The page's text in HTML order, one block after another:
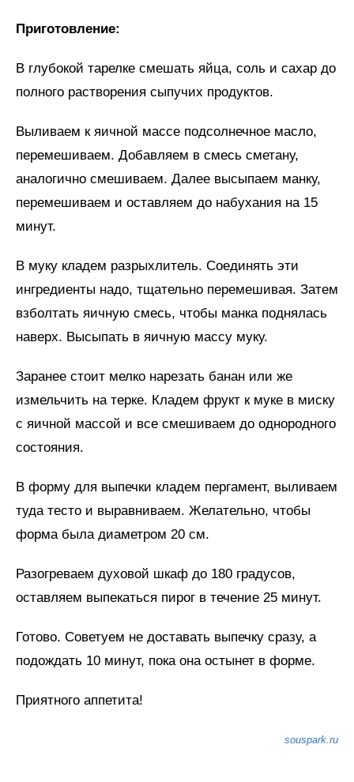
Приготовление:
В глубокой тарелке смешать яйца, соль и сахар до
полного растворения сыпучих продуктов.
Выливаем к яичной массе подсолнечное масло,
перемешиваем. Добавляем в смесь сметану,
аналогично смешиваем. Далее высыпаем манку,
перемешиваем и оставляем до набухания на 15
минут.
В муку кладем разрыхлитель. Соединять эти
ингредиенты надо, тщательно перемешивая. Затем
взболтать яичную смесь, чтобы манка поднялась
наверх. Высыпать в яичную массу муку.
Заранее стоит мелко нарезать банан или же
измельчить на терке. Кладем фрукт к муке в миску
с яичной массой и все смешиваем до однородного
состояния.
В форму для выпечки кладем пергамент, выливаем
туда тесто и выравниваем. Желательно, чтобы
форма была диаметром 20 см.
Разогреваем духовой шкаф до 180 градусов,
оставляем выпекаться пирог в течение 25 минут.
Готово. Советуем не доставать выпечку сразу, а
подождать 10 минут, пока она остынет в форме.
Приятного аппетита!
souspark.ru